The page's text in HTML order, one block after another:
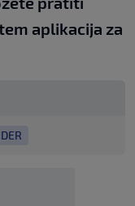
aplikacija za